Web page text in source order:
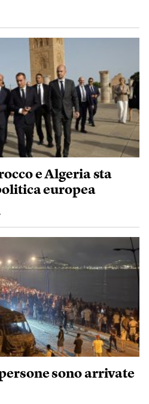
e Algeria sta
europea
sono arrivate